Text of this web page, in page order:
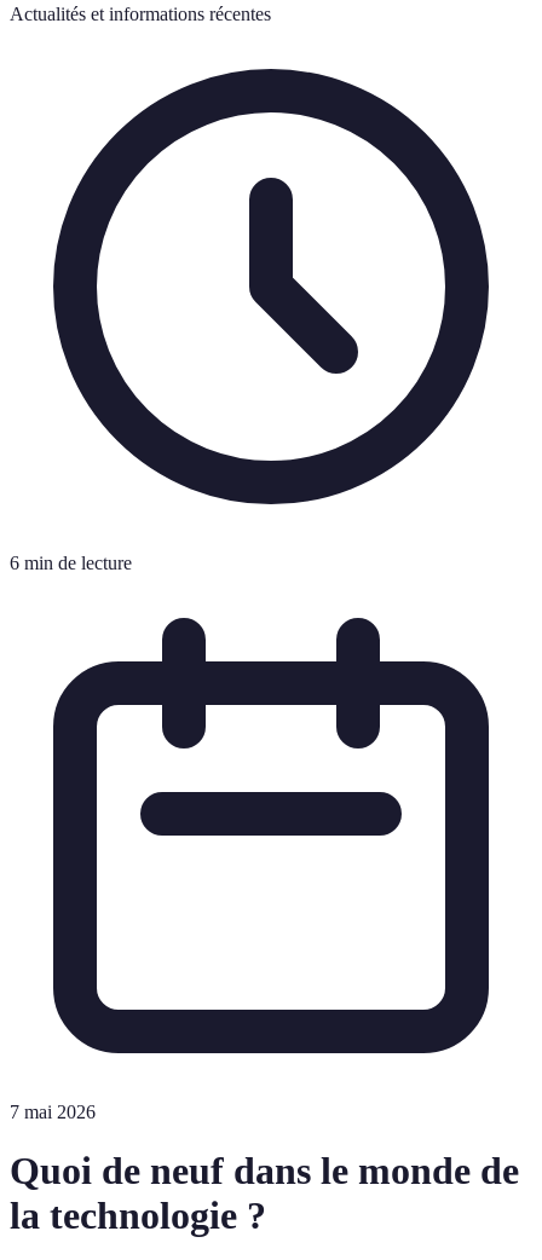
Actualités et informations récentes
6 min de lecture
7 mai 2026
Quoi de neuf dans le monde de
la technologie ?